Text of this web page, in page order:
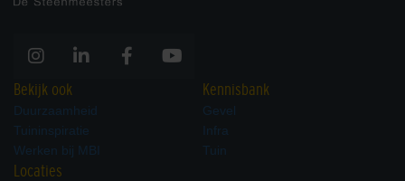
Bekijk ook
Duurzaamheid
Tuininspiratie
Werken bij MBI
Kennisbank
Gevel
Infra
Tuin
Locaties